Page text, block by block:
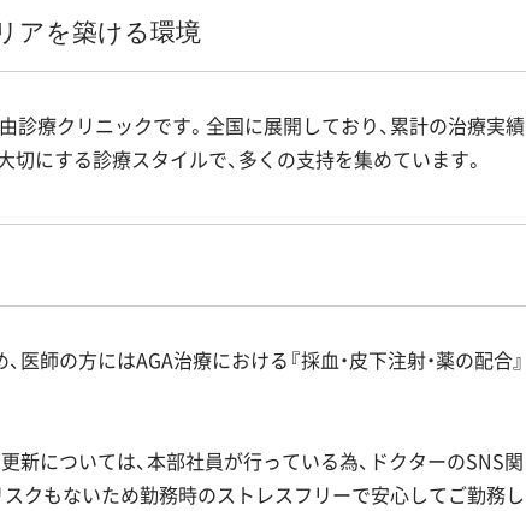
アを築ける環境
診療クリニックです。全国に展開しており、累計の治療実績
にする診療スタイルで、多くの支持を集めています。
師の方にはAGA治療における『採血・皮下注射・薬の配合』
新については、本部社員が行っている為、ドクターのSNS関
クもないため勤務時のストレスフリーで安心してご勤務し